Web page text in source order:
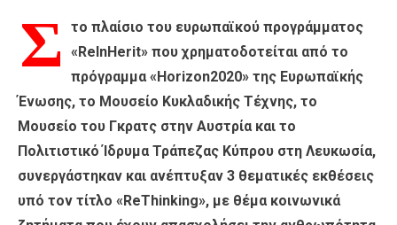
Σ
το πλαίσιο του ευρωπαϊκού προγράμματος
«ReInHerit» που χρηματοδοτείται από το
πρόγραμμα «Horizon2020» της Ευρωπαϊκής
Ένωσης, το Μουσείο Κυκλαδικής Τέχνης, το
Μουσείο του Γκρατς στην Αυστρία και το
Πολιτιστικό Ίδρυμα Τράπεζας Κύπρου στη Λευκωσία,
συνεργάστηκαν και ανέπτυξαν 3 θεματικές εκθέσεις
υπό τον τίτλο «ReThinking», με θέμα κοινωνικά